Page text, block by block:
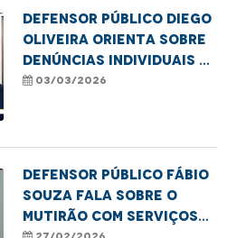
Defensor público Diego
Oliveira orienta sobre
denúncias individuais e
coletivas
03/03/2026
Defensor Público Fábio
Souza fala sobre o
mutirão com serviços